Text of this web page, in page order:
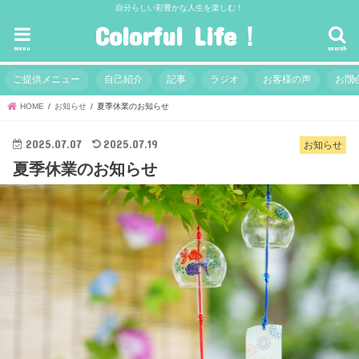
自分らしい彩豊かな人生を楽しむ！
Colorful Life！ search
menu
ご提供メニュー 自己紹介 記事 ラジオ お客様の声 お問
HOME お知らせ 夏季休業のお知らせ
お知らせ
2025.07.07 2025.07.19
夏季休業のお知らせ